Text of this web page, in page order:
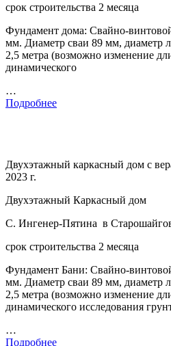
срок строительства 2 месяца
Фундамент дома: Свайно-
мм. Диаметр сваи 89 мм, диаметр
2,5 метра (возможно изменение
динамического
…
Подробнее
Двухэтажный каркасный дом с
2023 г.
Двухэтажный Каркасный дом
С. Ингенер-Пятина в
срок строительства 2 месяца
Фундамент Бани: Свайно-
мм. Диаметр сваи 89 мм, диаметр
2,5 метра (возможно изменение
динамического исследования
…
Подробнее